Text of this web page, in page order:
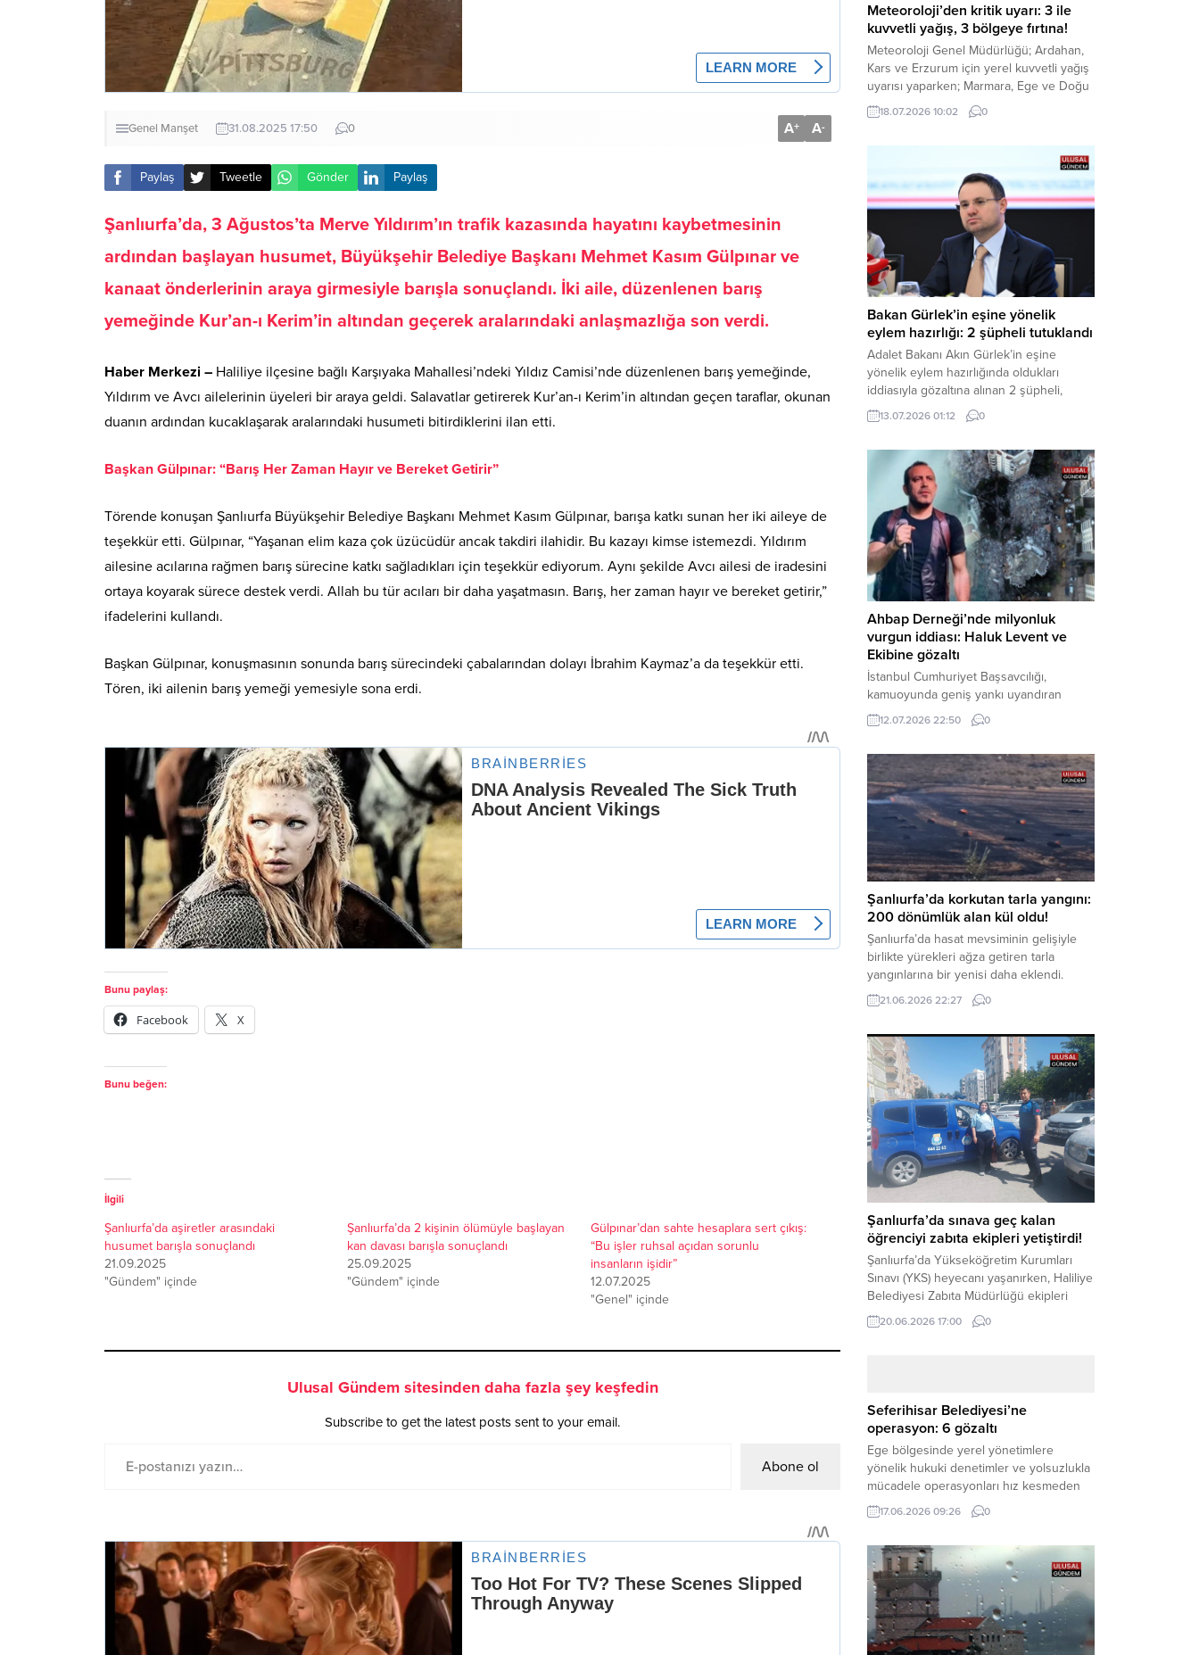
Genel Manşet 31.08.2025 17:50 0 A+ A-
Paylaş Tweetle Gönder Paylaş
Şanlıurfa’da, 3 Ağustos’ta Merve Yıldırım’ın trafik kazasında hayatını kaybetmesinin
ardından başlayan husumet, Büyükşehir Belediye Başkanı Mehmet Kasım Gülpınar ve
kanaat önderlerinin araya girmesiyle barışla sonuçlandı. İki aile, düzenlenen barış
yemeğinde Kur’an-ı Kerim’in altından geçerek aralarındaki anlaşmazlığa son verdi.
Haber Merkezi – Haliliye ilçesine bağlı Karşıyaka Mahallesi’ndeki Yıldız Camisi’nde düzenlenen barış yemeğinde,
Yıldırım ve Avcı ailelerinin üyeleri bir araya geldi. Salavatlar getirerek Kur’an-ı Kerim’in altından geçen taraflar, okunan
duanın ardından kucaklaşarak aralarındaki husumeti bitirdiklerini ilan etti.
Başkan Gülpınar: “Barış Her Zaman Hayır ve Bereket Getirir”
Törende konuşan Şanlıurfa Büyükşehir Belediye Başkanı Mehmet Kasım Gülpınar, barışa katkı sunan her iki aileye de
teşekkür etti. Gülpınar, “Yaşanan elim kaza çok üzücüdür ancak takdiri ilahidir. Bu kazayı kimse istemezdi. Yıldırım
ailesine acılarına rağmen barış sürecine katkı sağladıkları için teşekkür ediyorum. Aynı şekilde Avcı ailesi de iradesini
ortaya koyarak sürece destek verdi. Allah bu tür acıları bir daha yaşatmasın. Barış, her zaman hayır ve bereket getirir,”
ifadelerini kullandı.
Başkan Gülpınar, konuşmasının sonunda barış sürecindeki çabalarından dolayı İbrahim Kaymaz’a da teşekkür etti.
Tören, iki ailenin barış yemeği yemesiyle sona erdi.
Bunu paylaş:
Facebook X
Bunu beğen:
İlgili
Şanlıurfa’da aşiretler arasındaki
husumet barışla sonuçlandı
21.09.2025
"Gündem" içinde
Şanlıurfa’da 2 kişinin ölümüyle başlayan
kan davası barışla sonuçlandı
25.09.2025
"Gündem" içinde
Gülpınar’dan sahte hesaplara sert çıkış:
“Bu işler ruhsal açıdan sorunlu
insanların işidir”
12.07.2025
"Genel" içinde
Ulusal Gündem sitesinden daha fazla şey keşfedin
Subscribe to get the latest posts sent to your email.
Abone ol
Meteoroloji’den kritik uyarı: 3 ile
kuvvetli yağış, 3 bölgeye fırtına!
Meteoroloji Genel Müdürlüğü; Ardahan,
Kars ve Erzurum için yerel kuvvetli yağış
uyarısı yaparken; Marmara, Ege ve Doğu
Anadolu’nun belirli kesimlerinde ise
saatte 60 kilometre hıza ulaşabilecek
tedbirli olmaya çağırdı. Haber Merkezi –
Çevre, Şehircilik ve İklim Değişikliği
Bakanlığı Meteoroloji Genel Müdürlüğü,
ülke genelini kapsayan son hava...
18.07.2026 10:02 0
Bakan Gürlek’in eşine yönelik
eylem hazırlığı: 2 şüpheli tutuklandı
Adalet Bakanı Akın Gürlek’in eşine
yönelik eylem hazırlığında oldukları
iddiasıyla gözaltına alınan 2 şüpheli,
çıkarıldıkları mahkemece tutuklanarak
cezaevine gönderildi. Haber Merkezi –
tarafından yürütülen geniş kapsamlı
soruşturma çerçevesinde gözaltına
alınan şüphelilerin emniyetteki işlemleri
tamamlandı. Güvenlik birimlerindeki
sorgularının ardından yoğun güvenlik
önlemleri altında adliyeye sevk edilen
U.Y. ve...
13.07.2026 01:12 0
Ahbap Derneği’nde milyonluk
vurgun iddiası: Haluk Levent ve
Ekibine gözaltı
İstanbul Cumhuriyet Başsavcılığı,
kamuoyunda geniş yankı uyandıran
Ahbap Derneği’ne yönelik kapsamlı bir
soruşturma başlattığını ve Dernek
şüphelilerin gözaltına alındığını açıkladı.
Yürütülen tahkikatın “Dernekler
Kanunu’na muhalefet”, “suçtan
kaynaklanan mal varlığı değerlerini
aklama” ve “örgüt” suçlamaları
kapsamında derinleştirildiği bildirildi.
Haber Merkezi – Soruşturmanın
odağında, özellikle 6 Şubat...
12.07.2026 22:50 0
Şanlıurfa’da korkutan tarla yangını:
200 dönümlük alan kül oldu!
Şanlıurfa’da hasat mevsiminin gelişiyle
birlikte yürekleri ağza getiren tarla
yangınlarına bir yenisi daha eklendi.
Hilvan ilçesinde çıkan yangında, 50
dönümü biçilmemiş buğday olmak üzere
teslim olarak küle döndü. Haber Merkezi
– Yangın, Şanlıurfa’nın Hilvan ilçesine
bağlı Agilmuz köyünde meydana geldi.
Edinilen bilgilere göre, henüz
belirlenemeyen...
21.06.2026 22:27 0
Şanlıurfa’da sınava geç kalan
öğrenciyi zabıta ekipleri yetiştirdi!
Şanlıurfa’da Yükseköğretim Kurumları
Sınavı (YKS) heyecanı yaşanırken, Haliliye
Belediyesi Zabıta Müdürlüğü ekipleri
geleceğini belirleyecek sınava geç kalma
tehlikesiyle karşı karşıya kalan bir
yolunu tutan binlerce aday arasında,
sınav yerine zamanında ulaşamayan bir
öğrenci büyük bir panik yaşadı....
20.06.2026 17:00 0
Seferihisar Belediyesi’ne
operasyon: 6 gözaltı
Ege bölgesinde yerel yönetimlere
yönelik hukuki denetimler ve yolsuzlukla
mücadele operasyonları hız kesmeden
devam ediyor. İzmir’in turistik ilçelerinden
Seferihisar Belediyesi, sabah saatlerinde
operasyonuyla sarsıldı. Haber Merkezi –
İzmir Cumhuriyet Başsavcılığı
koordinesinde yürütülen geniş kapsamlı
yolsuzluk ve mali suçlar soruşturması
kapsamında düğmeye basıldı. Edinilen ilk
bilgilere göre,...
17.06.2026 09:26 0